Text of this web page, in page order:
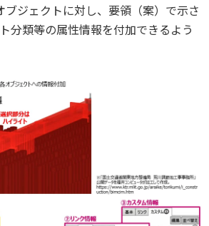
ブジェクトに対し、要領（案）で示さ
分類等の属性情報を付加できるよう